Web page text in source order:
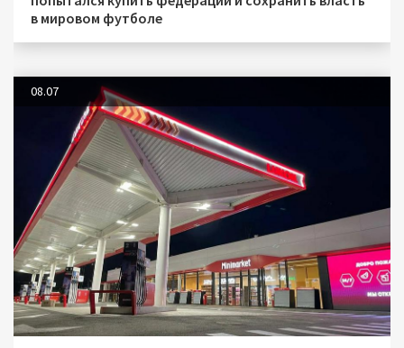
в мировом футболе
08.07